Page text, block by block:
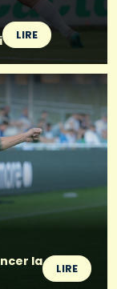
LIRE
la
LIRE